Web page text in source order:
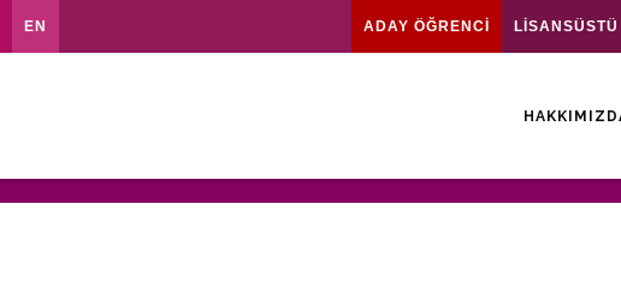
EN ADAY ÖĞRENCİ LİSANSÜSTÜ